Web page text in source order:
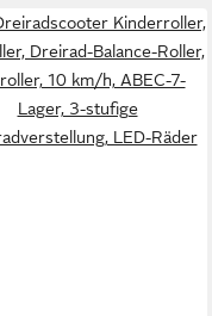
Kinderroller,
Dreirad-Balance-Roller,
10 km/h, ABEC-7-
Lager, 3-stufige
LED-Räder